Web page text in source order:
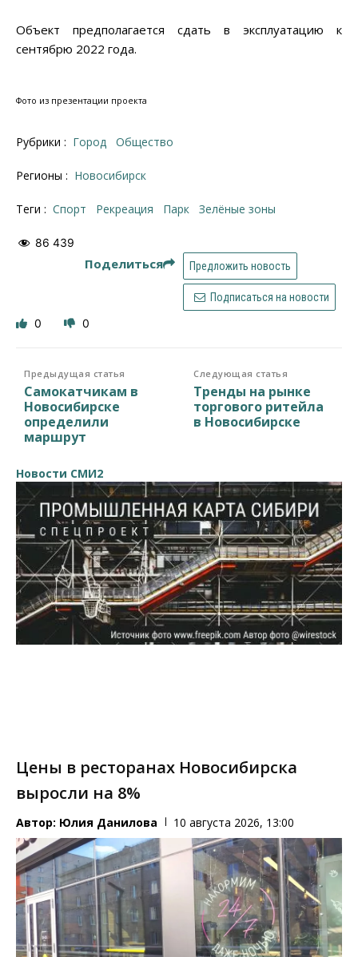
Объект предполагается сдать в эксплуатацию к
сентябрю 2022 года.
Фото из презентации проекта
Рубрики : Город Общество
Регионы : Новосибирск
Теги : спорт рекреация парк зелёные зоны
86 439
Поделиться Предложить новость
Подписаться на новости
0 0
Предыдущая статья
Самокатчикам в
Новосибирске
определили
маршрут
Следующая статья
Тренды на рынке
торгового ритейла
в Новосибирске
Новости СМИ2
Цены в ресторанах Новосибирска
выросли на 8%
Автор: Юлия Данилова 10 августа 2026, 13:00